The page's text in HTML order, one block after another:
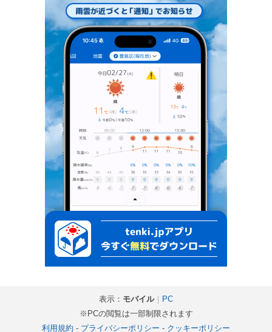
表示： モバイル｜
PC
※PCの閲覧は一部制限されます
利用規約 - プライバシーポリシー - クッキーポリシー